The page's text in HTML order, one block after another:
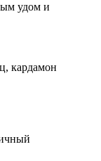
удом и
кардамон